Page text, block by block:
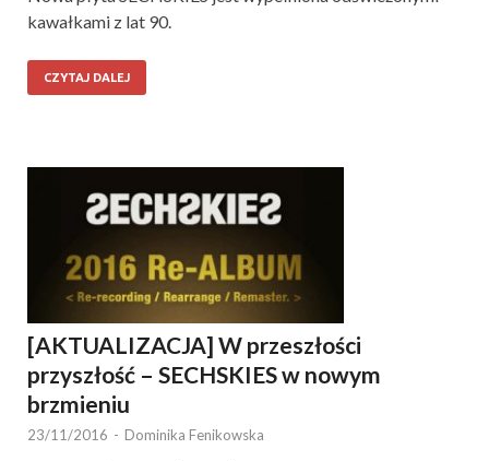
kawałkami z lat 90.
CZYTAJ DALEJ
[AKTUALIZACJA] W przeszłości
przyszłość – SECHSKIES w nowym
brzmieniu
23/11/2016 - Dominika Fenikowska